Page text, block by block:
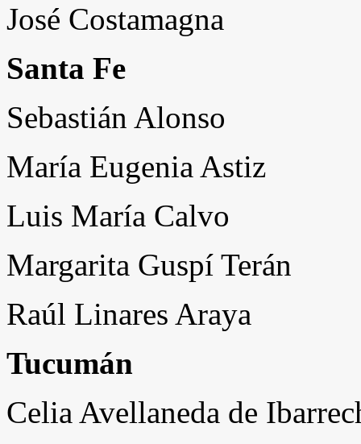
José Costamagna
Santa Fe
Sebastián Alonso
María Eugenia Astiz
Luis María Calvo
Margarita Guspí Terán
Raúl Linares Araya
Tucumán
Celia Avellaneda de